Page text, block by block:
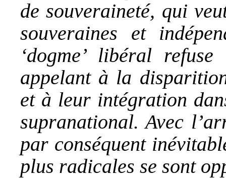
de souveraineté, qui
souveraines et
‘dogme’ libéral
appelant à la
et à leur intégration
supranational. Avec
par conséquent
plus radicales se sont